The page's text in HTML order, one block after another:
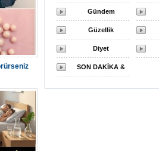
Gündem
Güzellik
Diyet
SON DAKİKA &